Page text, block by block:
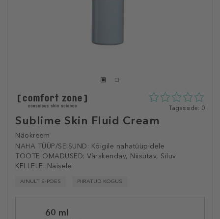
Sublime Skin Fluid Cream
Näokreem
NAHA TÜÜP/SEISUND: Kõigile nahatüüpidele
TOOTE OMADUSED: Värskendav, Niisutav, Siluv
KELLELE: Naisele
AINULT E-POES PIIRATUD KOGUS
0
Tagasiside: 0
variation60 ml